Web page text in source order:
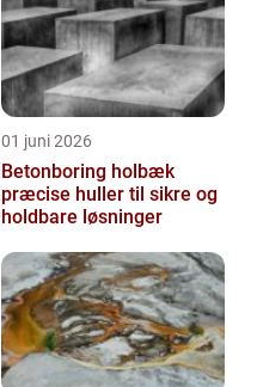
01 juni 2026
Betonboring holbæk
præcise huller til sikre og
holdbare løsninger